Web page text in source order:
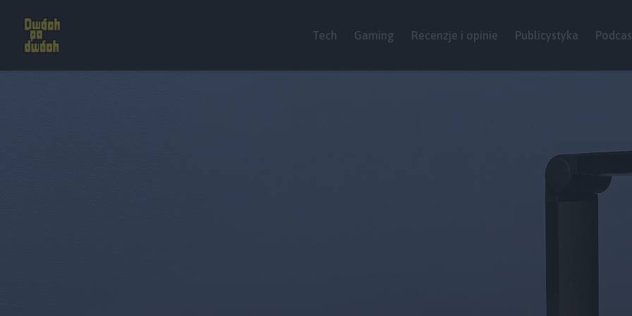
Tech Gaming Recenzje i opinie Publicystyka